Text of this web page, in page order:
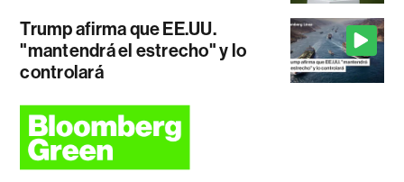
Trump afirma que EE.UU.
"mantendrá el estrecho" y lo
controlará